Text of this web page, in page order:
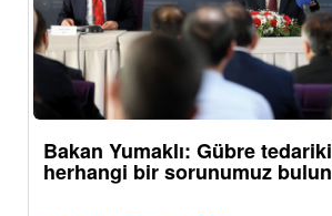
Bakan Yumaklı: Gübre
herhangi bir sorunumuz